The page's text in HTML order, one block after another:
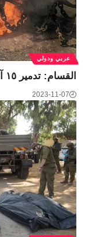
عربي ودولي
القسام: تدمير ١٥ آلية عسكرية للاحتلال خلال ٢٤ ساعة
2023-11-07